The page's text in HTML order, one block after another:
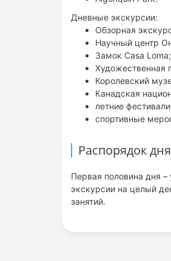
Дневные экскурсии:
Обзорная
Научный центр
Замок Casa Loma;
Художественная
Королевский
Канадская
летние фестивали
спортивные
Распорядок дня
Первая половина дня
экскурсии на целый
занятий.